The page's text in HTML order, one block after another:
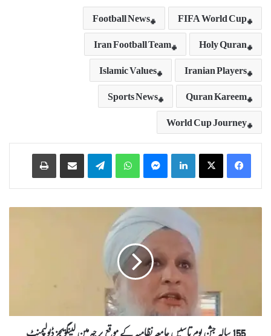
FIFA World Cup
Football News
Holy Quran
Iran Football Team
Iranian Players
Islamic Values
Quran Kareem
Sports News
World Cup Journey
LinkedIn
WhatsApp
Telegram
1
ش